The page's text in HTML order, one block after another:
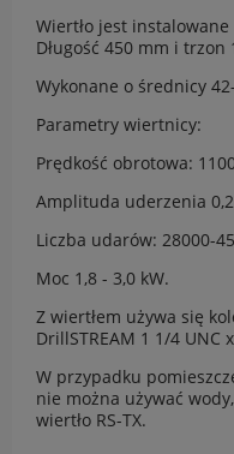
Wiertło jest
Długość 450 mm i trzon
Wykonane o średnicy
Parametry wiertnicy:
Prędkość obrotowa:
Amplituda uderzenia
Liczba udarów: 28000-
Moc 1,8 - 3,0 kW.
Z wiertłem używa się
DrillSTREAM 1 1/4 UNC
W przypadku
nie można używać
wiertło RS-TX.